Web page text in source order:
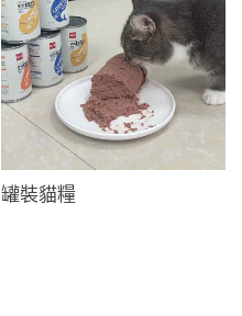
罐裝貓糧